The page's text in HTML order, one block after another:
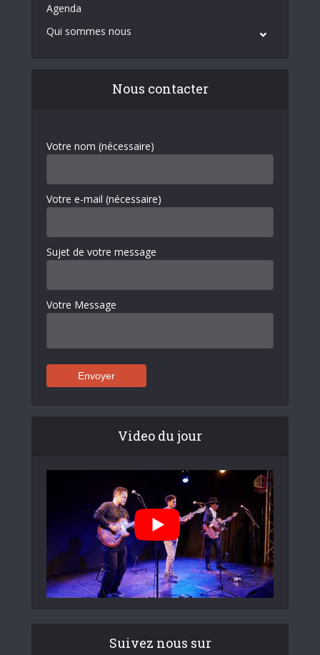
Agenda
Qui sommes nous
Nous contacter
Votre nom (nécessaire)
Votre e-mail (nécessaire)
Sujet de votre message
Votre Message
Video du jour
Suivez nous sur